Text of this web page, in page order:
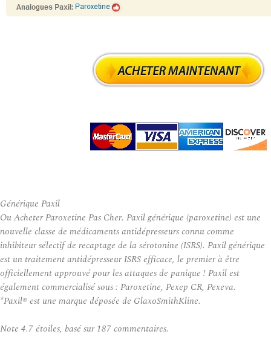
Générique Paxil
Ou Acheter Paroxetine Pas Cher. Paxil générique (paroxetine) est une
nouvelle classe de médicaments antidépresseurs connu comme
inhibiteur sélectif de recaptage de la sérotonine (ISRS). Paxil générique
est un traitement antidépresseur ISRS efficace, le premier à être
officiellement approuvé pour les attaques de panique ! Paxil est
également commercialisé sous : Paroxetine, Pexep CR, Pexeva.
*Paxil® est une marque déposée de GlaxoSmithKline.
Note 4.7étoiles, basé sur 187commentaires.